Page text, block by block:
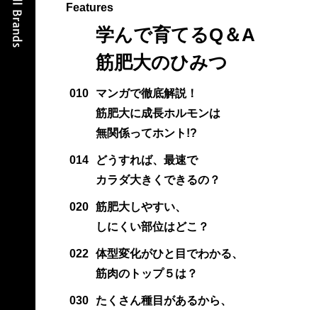
Features
学んで育てるQ＆A
筋肥大のひみつ
010
マンガで徹底解説！
筋肥大に成長ホルモンは
無関係ってホント!?
014
どうすれば、最速で
カラダ大きくできるの？
020
筋肥大しやすい、
しにくい部位はどこ？
022
体型変化がひと目でわかる、
筋肉のトップ５は？
030
たくさん種目があるから、